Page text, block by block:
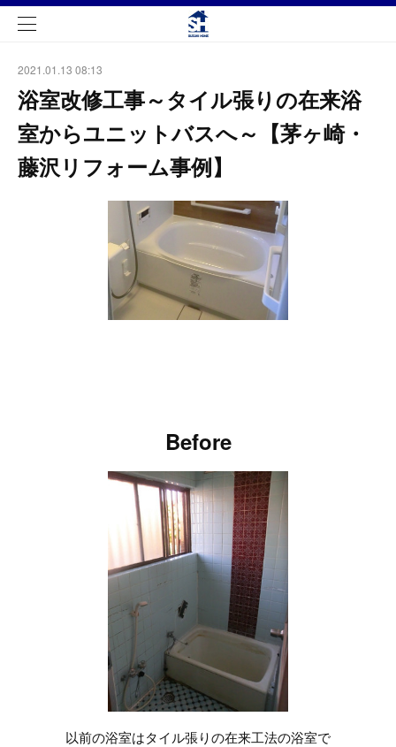
2021.01.13 08:13
浴室改修工事～タイル張りの在来浴
室からユニットバスへ～【茅ヶ崎・
藤沢リフォーム事例】
Before
以前の浴室はタイル張りの在来工法の浴室で